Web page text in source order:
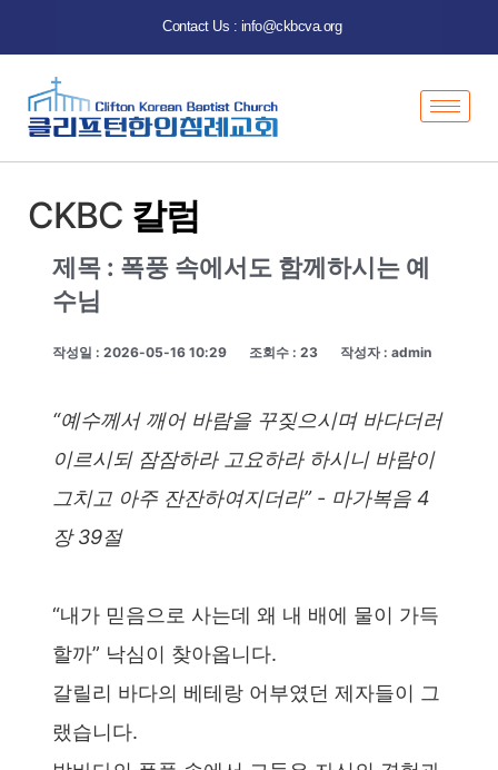
Contact Us : info@ckbcva.org
CKBC 칼럼
제목 : 폭풍 속에서도 함께하시는 예
수님
작성일 : 2026-05-16 10:29 조회수 : 23 작성자 : admin
“예수께서 깨어 바람을 꾸짖으시며 바다더러
이르시되 잠잠하라 고요하라 하시니 바람이
그치고 아주 잔잔하여지더라” - 마가복음 4
장 39절
“내가 믿음으로 사는데 왜 내 배에 물이 가득
할까” 낙심이 찾아옵니다.
갈릴리 바다의 베테랑 어부였던 제자들이 그
랬습니다.